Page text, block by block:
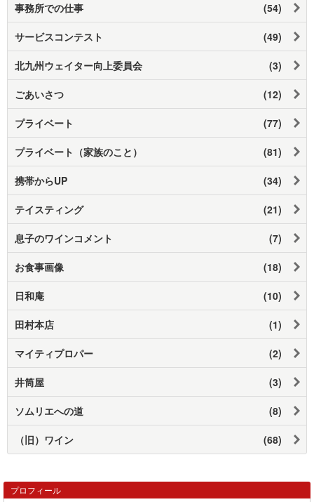
事務所での仕事 (54)
サービスコンテスト (49)
北九州ウェイター向上委員会 (3)
ごあいさつ (12)
プライベート (77)
プライベート（家族のこと） (81)
携帯からUP (34)
テイスティング (21)
息子のワインコメント (7)
お食事画像 (18)
日和庵 (10)
田村本店 (1)
マイティプロパー (2)
井筒屋 (3)
ソムリエへの道 (8)
（旧）ワイン (68)
プロフィール